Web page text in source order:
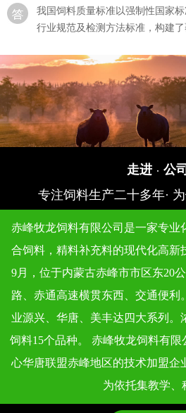
我国饲料质量标准以强制性国家标
行业规范及检测方法标准，构建
猪饲料的选购？
猪饲料的选购直接影响生猪生长效
需结合猪的生长阶段、饲料质量标
断，同时规避 “···
如何确保饲料生产过程符合质
确保饲料生产过程符合质量标准
与技术···
依据《饲料卫生标准》（GB
不同类型动物饲料的质量标准，
走进 · 公司
专注饲料生产二十多年·
赤峰牧龙饲料有限公司是一家专业
合饲料，精料补充料的现代化高新
9月，位于内蒙古赤峰市市区东20
路、赤通高速横贯东西、交通便利
业源兴、华唐、美丰达四大系列。
饲料15个品种。 赤峰牧龙饲料有
心华唐联盟赤峰地区的技术加盟企
为依托集教学、